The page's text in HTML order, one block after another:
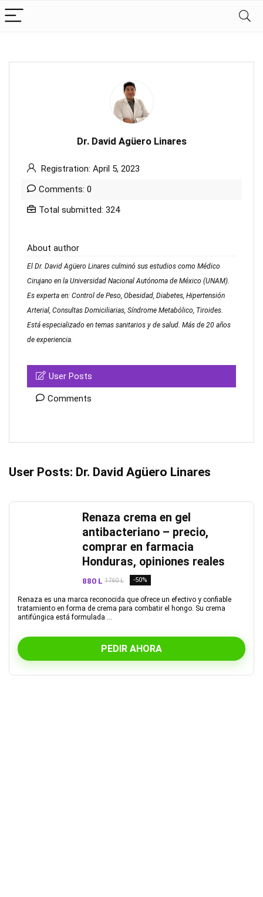
Dr. David Agüero Linares
Registration: April 5, 2023
Comments: 0
Total submitted: 324
About author
El Dr. David Agüero Linares culminó sus estudios como Médico
Cirujano en la Universidad Nacional Autónoma de México (UNAM).
Es experta en: Control de Peso, Obesidad, Diabetes, Hipertensión
Arterial, Consultas Domiciliarias, Síndrome Metabólico, Tiroides.
Está especializado en temas sanitarios y de salud. Más de 20 años
de experiencia.
User Posts
Comments
User Posts: Dr. David Agüero Linares
Renaza crema en gel
antibacteriano – precio,
comprar en farmacia
Honduras, opiniones reales
880 L 1760 L -50%
Renaza es una marca reconocida que ofrece un efectivo y confiable
tratamiento en forma de crema para combatir el hongo. Su crema
antifúngica está formulada ...
PEDIR AHORA